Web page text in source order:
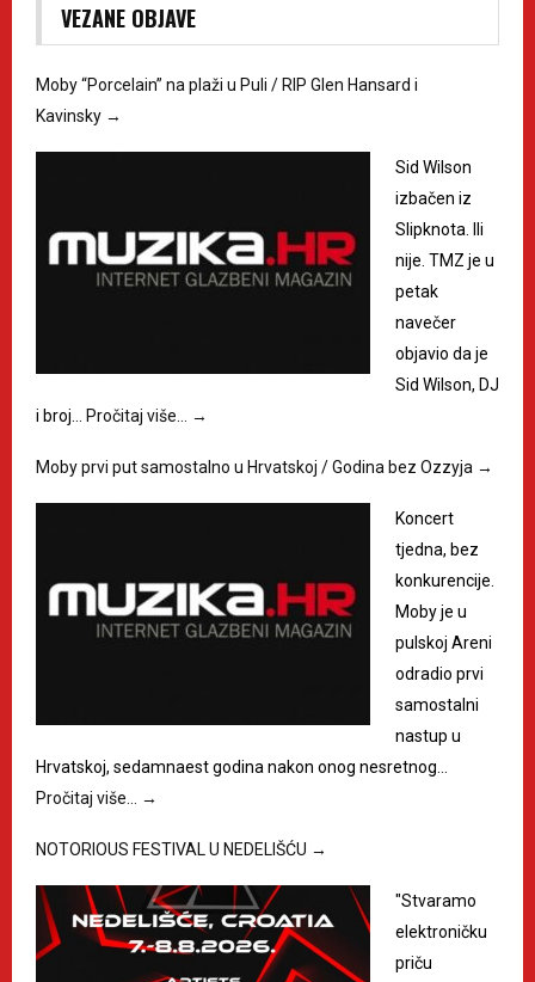
VEZANE OBJAVE
Moby “Porcelain” na plaži u Puli / RIP Glen Hansard i
Kavinsky →
Sid Wilson
izbačen iz
Slipknota. Ili
nije. TMZ je u
petak
navečer
objavio da je
Sid Wilson, DJ
i broj…
Pročitaj više… →
Moby prvi put samostalno u Hrvatskoj / Godina bez Ozzyja →
Koncert
tjedna, bez
konkurencije.
Moby je u
pulskoj Areni
odradio prvi
samostalni
nastup u
Hrvatskoj, sedamnaest godina nakon onog nesretnog…
Pročitaj više…
→
NOTORIOUS FESTIVAL U NEDELIŠĆU →
"Stvaramo
elektroničku
priču